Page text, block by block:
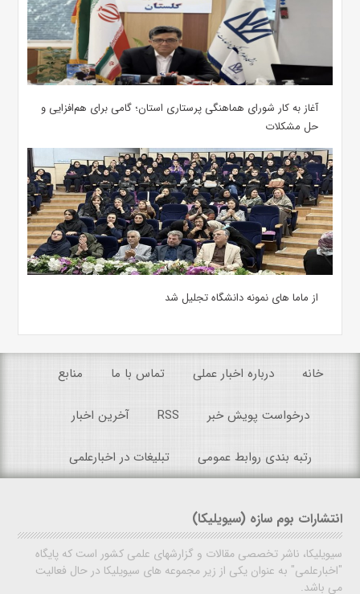
آغاز به کار شورای هماهنگی پرستاری استان؛ گامی برای هم‌افزایی و
حل مشکلات
از ماما های نمونه دانشگاه تجلیل شد
خانه درباره اخبار عملی تماس با ما منابع
درخواست پویش خبر RSS آخرین اخبار
رتبه بندی روابط عمومی تبلیغات در اخبارعلمی
انتشارات بوم سازه (سیویلیکا)
سیویلیکا، ناشر تخصصی مقالات و گزارشهای علمی کشور است که پایگاه
"اخبارعلمی" به عنوان یکی از زیر مجموعه های سیویلیکا در حال فعالیت
می باشد.